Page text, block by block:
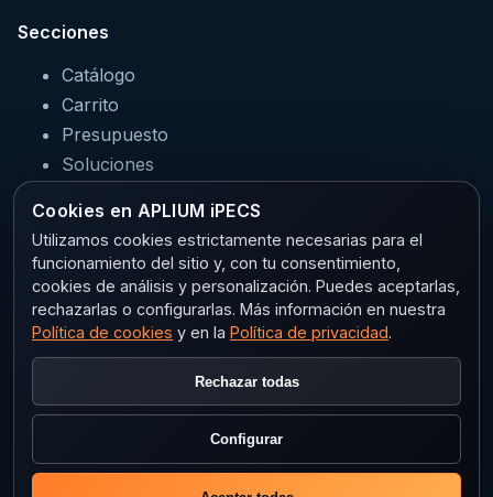
Secciones
Catálogo
Carrito
Presupuesto
Soluciones
Sectores
Legal
Aviso legal
Política de cookies
Configurar cookies
Cookies en APLIUM iPECS
Utilizamos cookies estrictamente necesarias para el
funcionamiento del sitio y, con tu consentimiento,
cookies de análisis y personalización. Puedes aceptarlas,
rechazarlas o configurarlas. Más información en nuestra
Política de cookies y en la Política de privacidad.
Rechazar todas
Configurar